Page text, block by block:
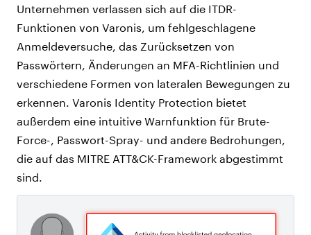
Unternehmen verlassen sich auf die ITDR-
Funktionen von Varonis, um fehlgeschlagene
Anmeldeversuche, das Zurücksetzen von
Passwörtern, Änderungen an MFA-Richtlinien und
verschiedene Formen von lateralen Bewegungen zu
erkennen. Varonis Identity Protection bietet
außerdem eine intuitive Warnfunktion für Brute-
Force-, Passwort-Spray- und andere Bedrohungen,
die auf das MITRE ATT&CK-Framework abgestimmt
sind.